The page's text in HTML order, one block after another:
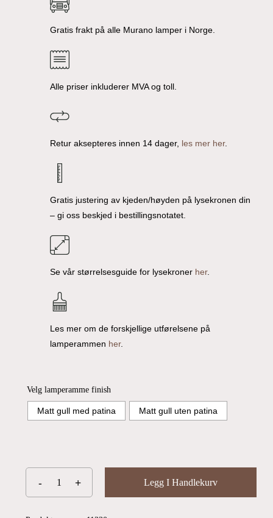
Gratis frakt på alle Murano lamper i Norge.
Alle priser inkluderer MVA og toll.
Retur aksepteres innen 14 dager, les mer her.
Gratis justering av kjeden/høyden på lysekronen din
– gi oss beskjed i bestillingsnotatet.
Se vår størrelsesguide for lysekronerher.
Les mer om de forskjellige utførelsene på
lamperammen her.
Velg lamperamme finish
Matt gull med patina Matt gull uten patina
Legg I Handlekurv